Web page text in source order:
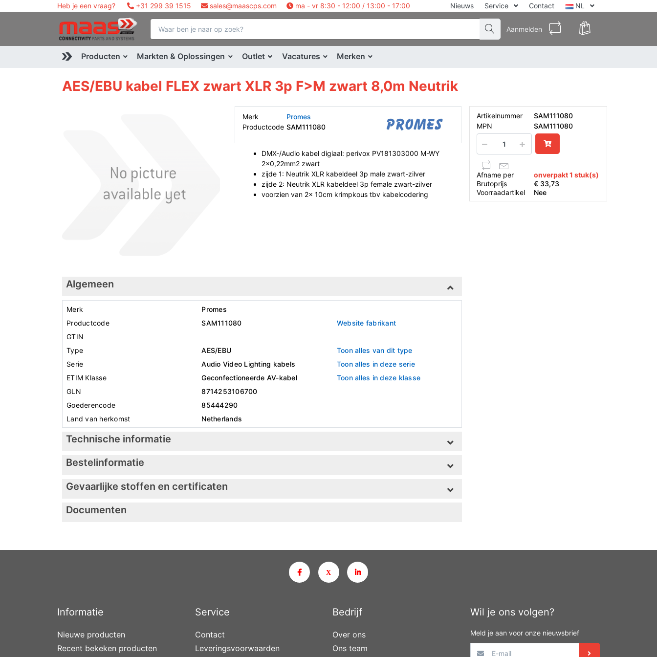
Heb je een vraag? +31 299 39 1515 sales@maascps.com ma - vr 8:30 - 12:00 / 13:00 - 17:00 Nieuws Service Contact NL
Aanmelden
Producten Markten & Oplossingen Outlet Vacatures Merken
AES/EBU kabel FLEX zwart XLR 3p F>M zwart 8,0m Neutrik
Merk
Promes
Productcode SAM111080
DMX-/Audio kabel digiaal: perivox PV181303000 M-WY
2x0,22mm2 zwart
zijde 1: Neutrik XLR kabeldeel 3p male zwart-zilver
zijde 2: Neutrik XLR kabeldeel 3p female zwart-zilver
voorzien van 2x 10cm krimpkous tbv kabelcodering
Algemeen
Merk
Promes
Productcode
SAM111080
Website fabrikant
GTIN
Type
AES/EBU
Toon alles van dit type
Serie
Audio Video Lighting kabels
Toon alles in deze serie
ETIM Klasse
Geconfectioneerde AV-kabel
Toon alles in deze klasse
GLN
8714253106700
Goederencode
85444290
Land van herkomst
Netherlands
Technische informatie
Bestelinformatie
Gevaarlijke stoffen en certificaten
Documenten
Artikelnummer
SAM111080
MPN
SAM111080
Afname per
onverpakt 1 stuk(s)
Brutoprijs
€ 33,73
Voorraadartikel
Nee
Informatie
Nieuwe producten
Recent bekeken producten
Service
Contact
Leveringsvoorwaarden
Bedrijf
Over ons
Ons team
Wil je ons volgen?
Meld je aan voor onze nieuwsbrief